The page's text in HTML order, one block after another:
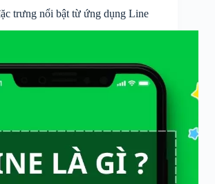
trưng nổi bật từ ứng dụng Line